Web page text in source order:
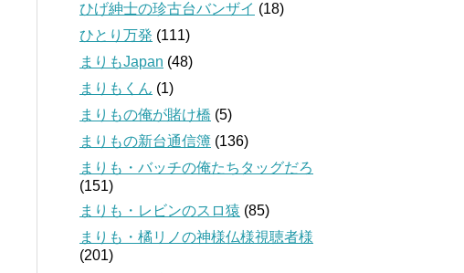
ひげ紳士の珍古台バンザイ (18)
ひとり万発 (111)
まりもJapan (48)
まりもくん (1)
まりもの俺が賭け橋 (5)
まりもの新台通信簿 (136)
まりも・バッチの俺たちタッグだろ
(151)
まりも・レビンのスロ猿 (85)
まりも・橘リノの神様仏様視聴者様
(201)